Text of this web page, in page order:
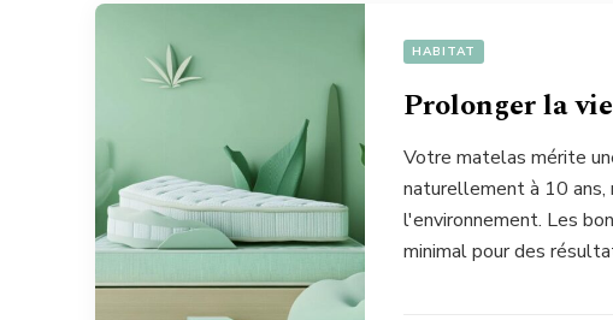
HABITAT
Prolonger la
Votre matelas mérite
naturellement à 10
l'environnement. Les
minimal pour des